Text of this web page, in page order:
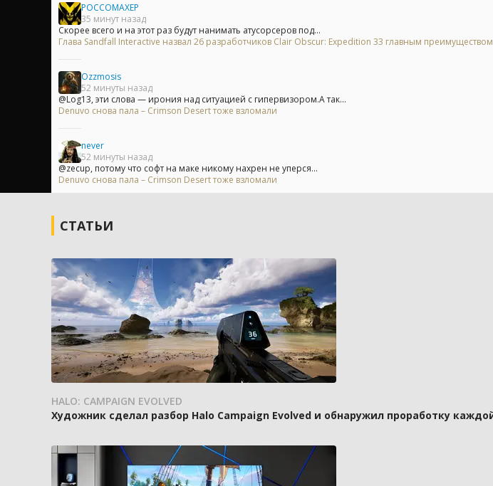
POCCOMAXEP
35 минут назад
Скорее всего и на этот раз будут нанимать атусорсеров под...
Глава Sandfall Interactive назвал 26 разработчиков Clair Obscur: Expedition 33 главным
Ozzmosis
52 минуты назад
@Log13, эти слова — ирония над ситуацией с гипервизором.А так...
Denuvo снова пала – Crimson Desert тоже взломали
never
52 минуты назад
@zecup, потому что софт на маке никому нахрен не уперся...
Denuvo снова пала – Crimson Desert тоже взломали
СТАТЬИ
HALO: CAMPAIGN EVOLVED
Художник сделал разбор Halo Campaign Evolved и обнаружил проработку